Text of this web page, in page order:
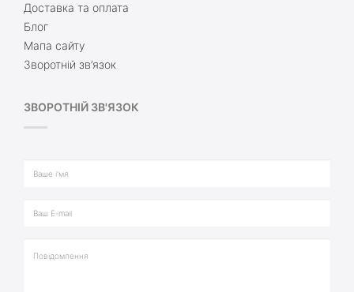
Доставка та оплата
Блог
Мапа сайту
Зворотній зв’язок
ЗВОРОТНІЙ ЗВ'ЯЗОК